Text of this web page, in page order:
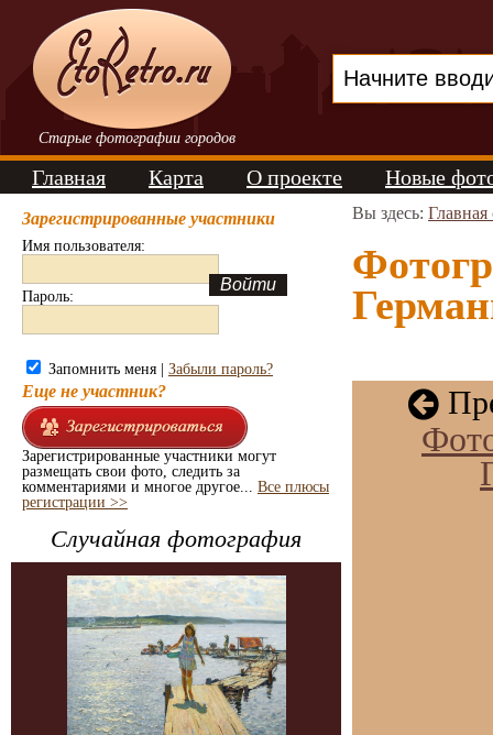
Старые фотографии городов
Главная Карта О проекте Новые
Зарегистрированные участники
Имя пользователя:
Пароль:
Запомнить меня | Забыли пароль?
Еще не участник?
Зарегистрированные участники могут
размещать свои фото, следить за
комментариями и многое другое... Все плюсы
регистрации >>
Случайная фотография
Вы здесь: Главная